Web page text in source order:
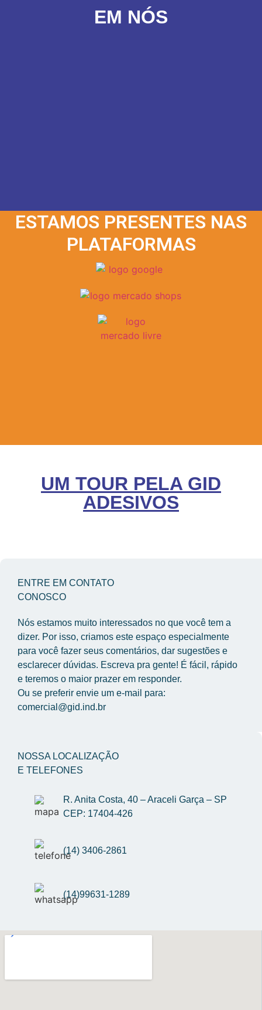
EM NÓS
ESTAMOS PRESENTES NAS
PLATAFORMAS
UM TOUR PELA GID
ADESIVOS
ENTRE EM CONTATO
CONOSCO
Nós estamos muito interessados no que você tem a
dizer. Por isso, criamos este espaço especialmente
para você fazer seus comentários, dar sugestões e
esclarecer dúvidas. Escreva pra gente! É fácil, rápido
e teremos o maior prazer em responder.
Ou se preferir envie um e-mail para:
comercial@gid.ind.br
NOSSA LOCALIZAÇÃO
E TELEFONES
R. Anita Costa, 40 – Araceli Garça – SP
CEP: 17404-426
(14) 3406-2861
(14)99631-1289